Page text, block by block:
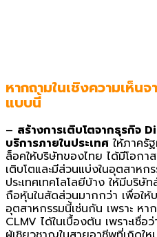
หากถามในเชิงความเห็นจ
แบบนี้
– สร้างการเติบโตจากธุรกิจ
บริการภายในประเทศ ให้ภาครั
ล็อคให้บริษัทของไทย ได้มีโอกา
เติบโตและมีส่วนแบ่งในอุตสาหก
ประเทศเทคโลโลยีบ้าง ให้มีบริ
ถือหุ้นในสัดส่วนมากกว่า เพื่อใ
อุตสาหกรรมนี้เช่นกัน เพราะ ห
CLMV ได้ในเบื้องต้น เพราะเชื่